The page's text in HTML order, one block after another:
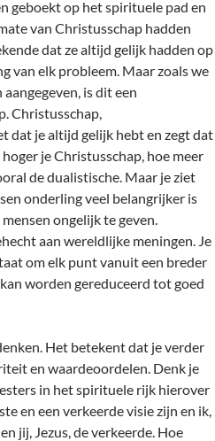
geboekt op het spirituele pad en
van Christusschap hadden
dat ze altijd gelijk hadden op
van elk probleem. Maar zoals we
is dit een
Christusschap,
dat je altijd gelijk hebt en zegt dat
je Christusschap, hoe meer
de dualistische. Maar je ziet
onderling veel belangrijker is
ongelijk te geven.
aan wereldlijke meningen. Je
om elk punt vanuit een breder
worden gereduceerd tot goed
Het betekent dat je verder
en waardeoordelen. Denk je
in het spirituele rijk hierover
en een verkeerde visie zijn en ik,
jij, Jezus, de verkeerde. Hoe